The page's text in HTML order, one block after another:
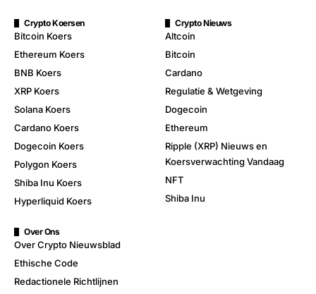
Crypto Koersen
Bitcoin Koers
Ethereum Koers
BNB Koers
XRP Koers
Solana Koers
Cardano Koers
Dogecoin Koers
Polygon Koers
Shiba Inu Koers
Hyperliquid Koers
Crypto Nieuws
Altcoin
Bitcoin
Cardano
Regulatie & Wetgeving
Dogecoin
Ethereum
Ripple (XRP) Nieuws en
Koersverwachting Vandaag
NFT
Shiba Inu
Over Ons
Over Crypto Nieuwsblad
Ethische Code
Redactionele Richtlijnen